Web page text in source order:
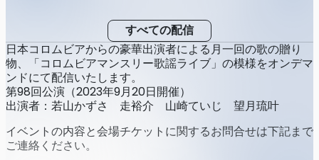
すべての配信
日本コロムビアからの豪華出演者による月一回の歌の贈り
物、「コロムビアマンスリー歌謡ライブ」の模様をオンデマ
ンドにて配信いたします。
第98回公演（2023年9月20日開催）
出演者：若山かずさ 走裕介 山崎ていじ 望月琉叶
イベントの内容と会場チケットに関するお問合せは下記まで
ご連絡ください。